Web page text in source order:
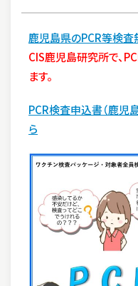
鹿児島県のPCR等検
CIS鹿児島研究所で、
ます。
PCR検査申込書（鹿児
ら